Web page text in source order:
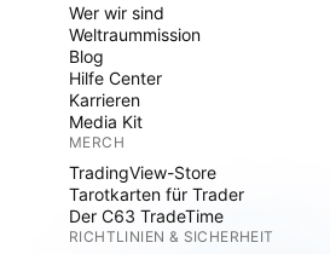
Wer wir sind
Weltraummission
Blog
Hilfe Center
Karrieren
Media Kit
MERCH
TradingView-Store
Tarotkarten für Trader
Der C63 TradeTime
RICHTLINIEN & SICHERHEIT